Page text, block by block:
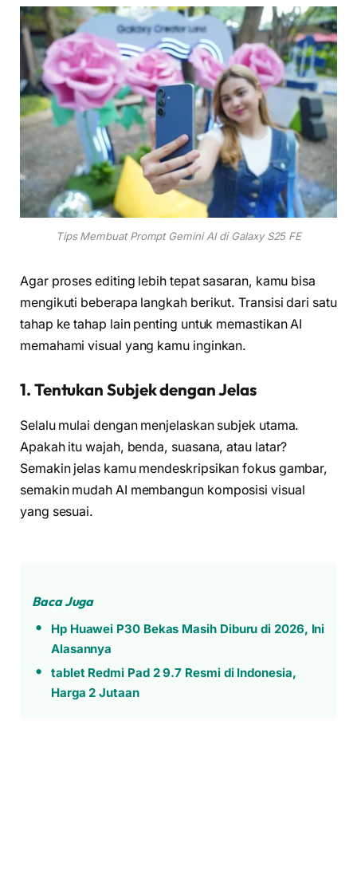
Tips Membuat Prompt Gemini AI di Galaxy S25 FE
Agar proses editing lebih tepat sasaran, kamu bisa
mengikuti beberapa langkah berikut. Transisi dari satu
tahap ke tahap lain penting untuk memastikan AI
memahami visual yang kamu inginkan.
1. Tentukan Subjek dengan Jelas
Selalu mulai dengan menjelaskan subjek utama.
Apakah itu wajah, benda, suasana, atau latar?
Semakin jelas kamu mendeskripsikan fokus gambar,
semakin mudah AI membangun komposisi visual
yang sesuai.
Baca Juga
Hp Huawei P30 Bekas Masih Diburu di 2026, Ini
Alasannya
tablet Redmi Pad 2 9.7 Resmi di Indonesia,
Harga 2 Jutaan